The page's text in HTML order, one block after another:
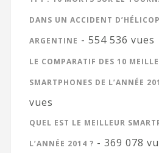
DANS UN ACCIDENT
ARGENTINE - 554 536 vues
LE COMPARATIF DES 10
SMARTPHONES DE L’ANNÉE
vues
QUEL EST LE MEILLEUR
L’ANNÉE 2014 ? - 369 078